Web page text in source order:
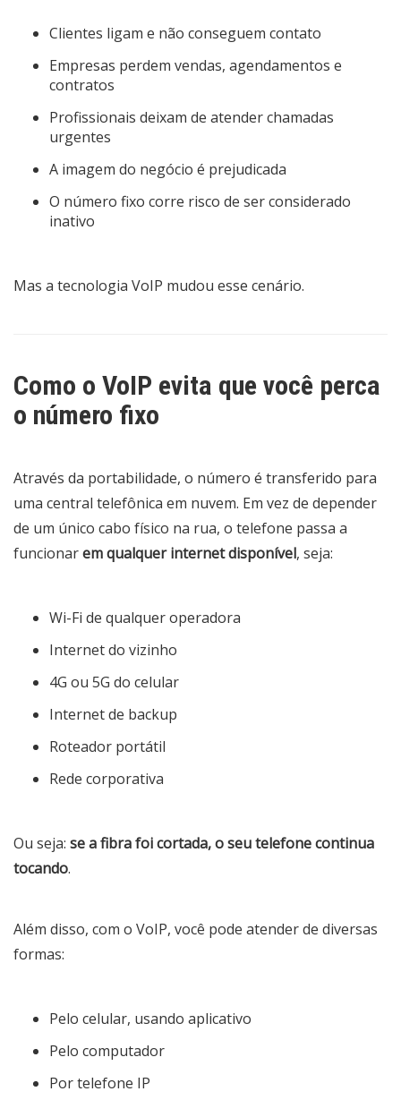
Clientes ligam e não conseguem contato
Empresas perdem vendas, agendamentos e
contratos
Profissionais deixam de atender chamadas
urgentes
A imagem do negócio é prejudicada
O número fixo corre risco de ser considerado
inativo
Mas a tecnologia VoIP mudou esse cenário.
Como o VoIP evita que você perca
o número fixo
Através da portabilidade, o número é transferido para
uma central telefônica em nuvem. Em vez de depender
de um único cabo físico na rua, o telefone passa a
funcionarem qualquer internet disponível, seja:
Wi-Fi de qualquer operadora
Internet do vizinho
4G ou 5G do celular
Internet de backup
Roteador portátil
Rede corporativa
Ou seja: se a fibra foi cortada, o seu telefone continua
tocando.
Além disso, com o VoIP, você pode atender de diversas
formas:
Pelo celular, usando aplicativo
Pelo computador
Por telefone IP